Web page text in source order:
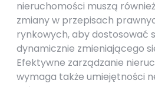
nieruchomości muszą
zmiany w przepisach
rynkowych, aby dostosować
dynamicznie zmieniającego
Efektywne zarządzanie
wymaga także umiejętności